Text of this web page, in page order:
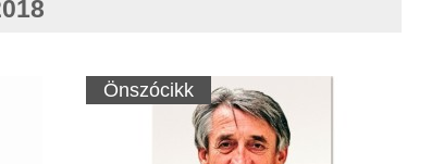
Önszócikk